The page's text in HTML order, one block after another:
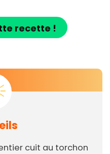
recette !
cuit au torchon